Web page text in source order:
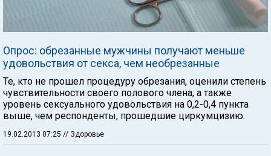
Опрос: обрезанные мужчины получают меньше
удовольствия от секса, чем необрезанные
Те, кто не прошел процедуру обрезания, оценили степень
чувствительности своего полового члена, а также
уровень сексуального удовольствия на 0,2-0,4 пункта
выше, чем респонденты, прошедшие циркумцизию.
19.02.2013 07:25 // Здоровье